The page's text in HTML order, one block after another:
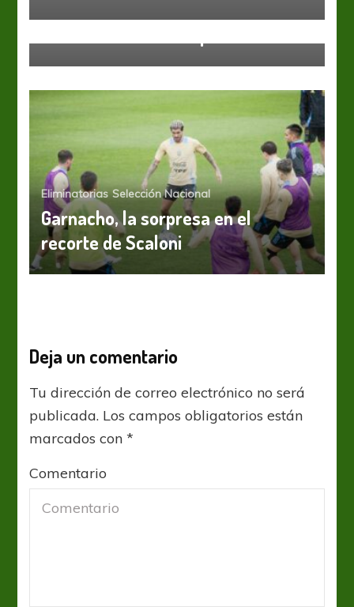
Eliminatorias Selección Nacional
Garnacho, la sorpresa en el
recorte de Scaloni
Deja un comentario
Tu dirección de correo electrónico no será
publicada. Los campos obligatorios están
marcados con*
Comentario